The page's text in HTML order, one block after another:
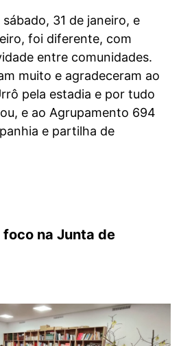
31 de janeiro, e
foi diferente, com
entre comunidades.
muito e agradeceram ao
pela estadia e por tudo
e ao Agrupamento 694
e partilha de
foco na Junta de